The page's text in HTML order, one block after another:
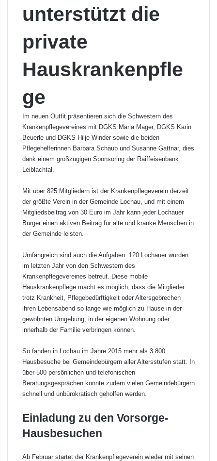
unterstützt die
private
Hauskrankenpfle
ge
Im neuen Outfit präsentieren sich die Schwestern des
Krankenpflegevereines mit DGKS Maria Mager, DGKS Karin
Beuerle und DGKS Hilje Winder sowie die beiden
Pflegehelferinnen Barbara Schaub und Susanne Gattnar, dies
dank einem großzügigen Sponsoring der Raiffeisenbank
Leiblachtal.
Mit über 825 Mitgliedern ist der Krankenpflegeverein derzeit
der größte Verein in der Gemeinde Lochau, und mit einem
Mitgliedsbeitrag von 30 Euro im Jahr kann jeder Lochauer
Bürger einen aktiven Beitrag für alte und kranke Menschen in
der Gemeinde leisten.
Umfangreich sind auch die Aufgaben. 120 Lochauer wurden
im letzten Jahr von den Schwestern des
Krankenpflegevereines betreut. Diese mobile
Hauskrankenpflege macht es möglich, dass die Mitglieder
trotz Krankheit, Pflegebedürftigkeit oder Altersgebrechen
ihren Lebensabend so lange wie möglich zu Hause in der
gewohnten Umgebung, in der eigenen Wohnung oder
innerhalb der Familie verbringen können.
So fanden in Lochau im Jahre 2015 mehr als 3.800
Hausbesuche bei Gemeindebürgern aller Altersstufen statt. In
über 500 persönlichen und telefonischen
Beratungsgesprächen konnte zudem vielen Gemeindebürgern
schnell und unbürokratisch geholfen werden.
Einladung zu den Vorsorge-
Hausbesuchen
Ab Februar startet der Krankenpflegeverein wieder mit seinen